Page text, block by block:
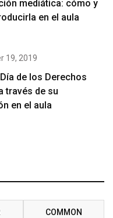
mediática: cómo y
en el aula
19, 2019
de los Derechos
través de su
en el aula
COMMON